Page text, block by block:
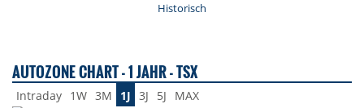
Historisch
AUTOZONE CHART - 1 JAHR - TSX
Intraday 1W 3M 1J 3J 5J MAX